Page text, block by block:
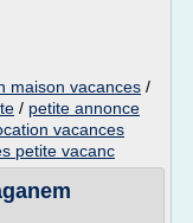
maison vacances /
/ petite annonce
vacances
petite vacanc